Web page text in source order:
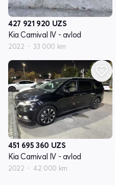
427 921 920 UZS
Kia Carnival IV - avlod
2022 33 000 km
451 695 360 UZS
Kia Carnival IV - avlod
2022 42 000 km